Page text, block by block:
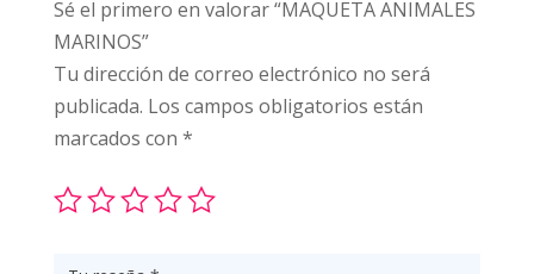
Sé el primero en valorar “MAQUETA ANIMALES
MARINOS”
Tu dirección de correo electrónico no será
publicada. Los campos obligatorios están
marcados con *